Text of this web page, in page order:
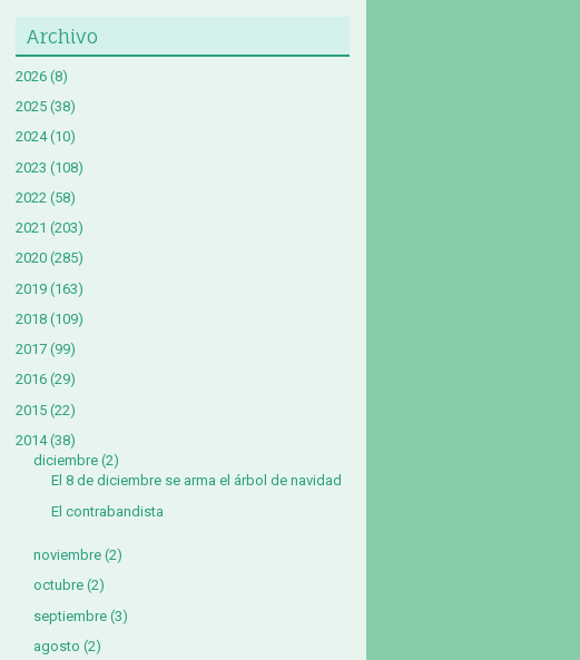
Archivo
2026 (8)
2025 (38)
2024 (10)
2023 (108)
2022 (58)
2021 (203)
2020 (285)
2019 (163)
2018 (109)
2017 (99)
2016 (29)
2015 (22)
2014 (38)
diciembre (2)
El 8 de diciembre se arma el árbol de navidad
El contrabandista
noviembre (2)
octubre (2)
septiembre (3)
agosto (2)